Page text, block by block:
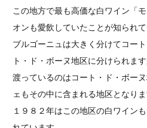
この地方で最も高価な白ワイン「
オンも愛飲していたことが知られて
ブルゴーニュは大きく分けてコー
ト・ド・ボーヌ地区に分けられま
渡っているのはコート・ド・ボー
ェもその中に含まれる地区となりま
１９８２年はこの地区の白ワイン